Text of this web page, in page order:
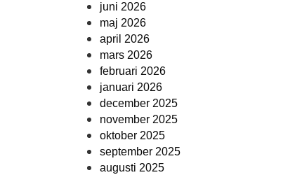
juni 2026
maj 2026
april 2026
mars 2026
februari 2026
januari 2026
december 2025
november 2025
oktober 2025
september 2025
augusti 2025